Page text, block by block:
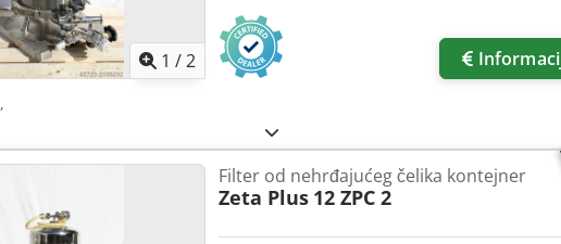
1 /2
,
Filter od nehrđajućeg čelika kontejner
Zeta Plus 12 ZPC 2